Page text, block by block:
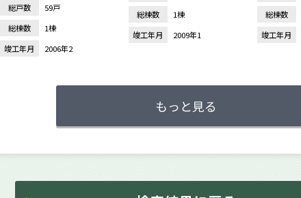
総戸数
59戸
総棟数
1棟
竣工年月
2006年2
総棟数
1棟
竣工年月
2009年1
総棟数
竣工年月
もっと見る